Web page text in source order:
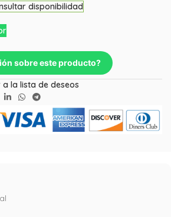
disponibilidad
sobre este producto?
a la lista de deseos